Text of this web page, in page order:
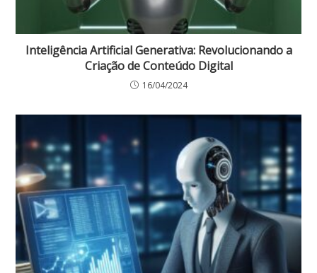
Inteligência Artificial Generativa: Revolucionando a
Criação de Conteúdo Digital
16/04/2024